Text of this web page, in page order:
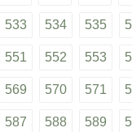
533 534 535
551 552 553
569 570 571
587 588 589